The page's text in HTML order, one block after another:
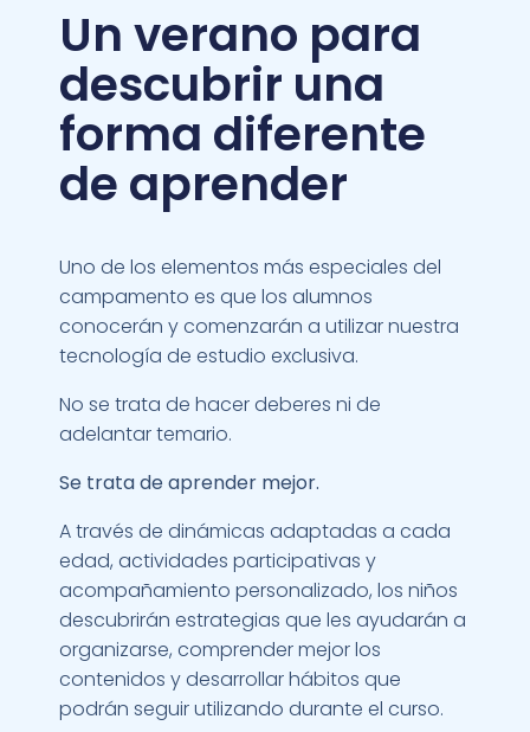
Un verano para
descubrir una
forma diferente
de aprender
Uno de los elementos más especiales del
campamento es que los alumnos
conocerán y comenzarán a utilizar nuestra
tecnología de estudio exclusiva.
No se trata de hacer deberes ni de
adelantar temario.
Se trata de aprender mejor.
A través de dinámicas adaptadas a cada
edad, actividades participativas y
acompañamiento personalizado, los niños
descubrirán estrategias que les ayudarán a
organizarse, comprender mejor los
contenidos y desarrollar hábitos que
podrán seguir utilizando durante el curso.